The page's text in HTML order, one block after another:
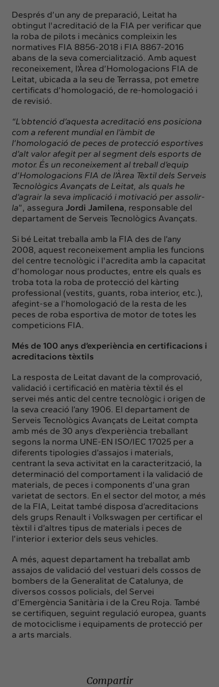
Després d’un any de preparació, Leitat ha
obtingut l'acreditació de la FIA per verificar que
la roba de pilots i mecànics compleixin les
normatives FIA 8856-2018 i FIA 8867-2016
abans de la seva comercialització. Amb aquest
reconeixement, l’Àrea d’Homologacions FIA de
Leitat, ubicada a la seu de Terrassa, pot emetre
certificats d’homologació, de re-homologació i
de revisió.
“L’obtenció d’aquesta acreditació ens posiciona
com a referent mundial en l’àmbit de
l’homologació de peces de protecció esportives
d’alt valor afegit per al segment dels esports de
motor. És un reconeixement al treball d’equip
d’Homologacions FIA de l’Àrea Tèxtil dels Serveis
Tecnològics Avançats de Leitat, als quals he
d’agrair la seva implicació i motivació per assolir-
la”, assegura Jordi Jamilena, responsable del
departament de Serveis Tecnològics Avançats.
Si bé Leitat treballa amb la FIA des de l’any
2008, aquest reconeixement amplia les funcions
del centre tecnològic i l'acredita amb la capacitat
d’homologar nous productes, entre els quals es
troba tota la roba de protecció del kàrting
professional (vestits, guants, roba interior, etc.),
afegint-se a l’homologació de la resta de les
peces de roba esportiva de motor de totes les
competicions FIA.
Més de 100 anys d’experiència en certificacions i
acreditacions tèxtils
La resposta de Leitat davant de la comprovació,
validació i certificació en matèria tèxtil és el
servei més antic del centre tecnològic i origen de
la seva creació l’any 1906. El departament de
Serveis Tecnològics Avançats de Leitat compta
amb més de 30 anys d’experiència treballant
segons la norma UNE-EN ISO/IEC 17025 per a
diferents tipologies d’assajos i materials,
centrant la seva activitat en la caracterització, la
determinació del comportament i la validació de
materials, de peces i components d’una gran
varietat de sectors. En el sector del motor, a més
de la FIA, Leitat també disposa d’acreditacions
dels grups Renault i Volkswagen per certificar el
tèxtil i d’altres tipus de materials i peces de
l’interior i exterior dels seus vehicles.
A més, aquest departament ha treballat amb
assajos de validació del vestuari dels cossos de
bombers de la Generalitat de Catalunya, de
diversos cossos policials, del Servei
d’Emergència Sanitària i de la Creu Roja. També
se certifiquen, seguint regulació europea, guants
de motociclisme i equipaments de protecció per
a arts marcials.
Compartir